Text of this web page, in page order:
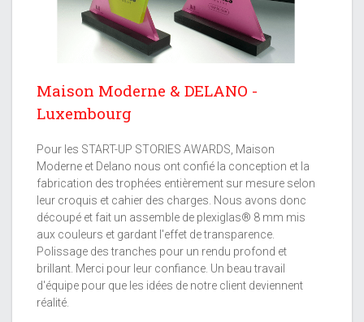
Maison Moderne & DELANO -
Luxembourg
Pour les START-UP STORIES AWARDS, Maison
Moderne et Delano nous ont confié la conception et la
fabrication des trophées entièrement sur mesure selon
leur croquis et cahier des charges. Nous avons donc
découpé et fait un assemble de plexiglas® 8 mm mis
aux couleurs et gardant l'effet de transparence.
Polissage des tranches pour un rendu profond et
brillant. Merci pour leur confiance. Un beau travail
d'équipe pour que les idées de notre client deviennent
réalité.